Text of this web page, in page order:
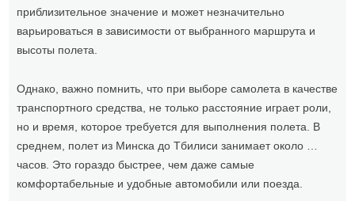
приблизительное значение и может незначительно
варьироваться в зависимости от выбранного маршрута и
высоты полета.
Однако, важно помнить, что при выборе самолета в качестве
транспортного средства, не только расстояние играет роли,
но и время, которое требуется для выполнения полета. В
среднем, полет из Минска до Тбилиси занимает около …
часов. Это гораздо быстрее, чем даже самые
комфортабельные и удобные автомобили или поезда.